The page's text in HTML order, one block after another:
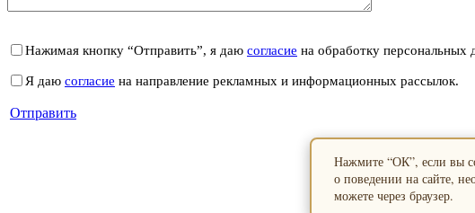
Нажимая кнопку “Отправить”, я даю согласие на обработку
Я даю согласие на направление рекламных и информационных рассылок.
Отправить
Нажмите “ОК”, если вы
о поведении на сайте,
можете через браузер.